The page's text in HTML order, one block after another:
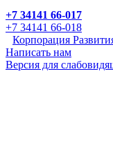
+7 34141 66-017
+7 34141 66-018
Корпорация
Написать нам
Версия для